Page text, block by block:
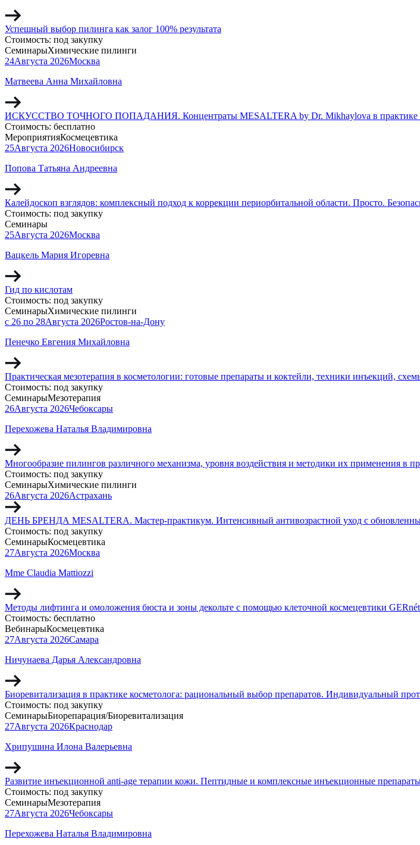
Успешный выбор пилинга как залог 100% результата
Стоимость: под закупку
СеминарыХимические пилинги
24Августа 2026Москва
Матвеева Анна Михайловна
ИСКУССТВО ТОЧНОГО ПОПАДАНИЯ. Концентраты MESALTERA by Dr. Mikhaylova в практике
Стоимость: бесплатно
МероприятияКосмецевтика
25Августа 2026Новосибирск
Попова Татьяна Андреевна
Калейдоскоп взглядов: комплексный подход к коррекции периорбитальной области. Просто.
Стоимость: под закупку
Семинары
25Августа 2026Москва
Вацкель Мария Игоревна
Гид по кислотам
Стоимость: под закупку
СеминарыХимические пилинги
с 26 по 28Августа 2026Ростов-на-Дону
Пенечко Евгения Михайловна
Практическая мезотерапия в косметологии: готовые препараты и коктейли, техники инъекций,
Стоимость: под закупку
СеминарыМезотерапия
26Августа 2026Чебоксары
Перехожева Наталья Владимировна
Многообразие пилингов различного механизма, уровня воздействия и методики их применения в
Стоимость: под закупку
СеминарыХимические пилинги
26Августа 2026Астрахань
ДЕНЬ БРЕНДА MESALTERA. Мастер-практикум. Интенсивный антивозрастной уход с
Стоимость: под закупку
СеминарыКосмецевтика
27Августа 2026Москва
Mme Claudia Mattiozzi
Методы лифтинга и омоложения бюста и зоны декольте с помощью клеточной космецевтики
Стоимость: бесплатно
ВебинарыКосмецевтика
27Августа 2026Самара
Ничунаева Дарья Александровна
Биоревитализация в практике косметолога: рациональный выбор препаратов. Индивидуальный
Стоимость: под закупку
СеминарыБиорепарация/Биоревитализация
27Августа 2026Краснодар
Хрипушина Илона Валерьевна
Развитие инъекционной anti-age терапии кожи. Пептидные и комплексные инъекционные
Стоимость: под закупку
СеминарыМезотерапия
27Августа 2026Чебоксары
Перехожева Наталья Владимировна